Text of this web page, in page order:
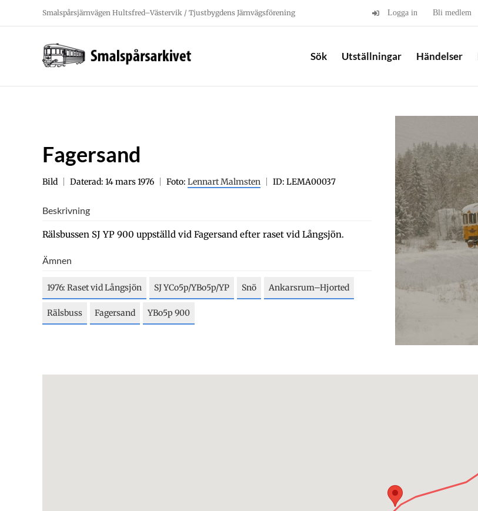
Smalspårsjärnvägen Hultsfred–Västervik / Tjustbygdens Järnvägsförening Logga in Bli medlem
Sök Utställningar Händelser
Fagersand
Bild Daterad: 14 mars 1976 Foto: Lennart Malmsten ID: LEMA00037
Beskrivning
Rälsbussen SJ YP 900 uppställd vid Fagersand efter raset vid Långsjön.
Ämnen
1976: Raset vid Långsjön SJ YCo5p/YBo5p/YP Snö Ankarsrum–Hjorted
Rälsbuss Fagersand YBo5p 900